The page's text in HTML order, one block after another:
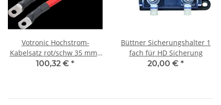
Votronic Hochstrom-
Kabelsatz rot/schw 35 mm²,
2 m lang für Inverter
100,32 € *
Büttner Sicherungshalter 1
fach für HD Sicherung
20,00 € *